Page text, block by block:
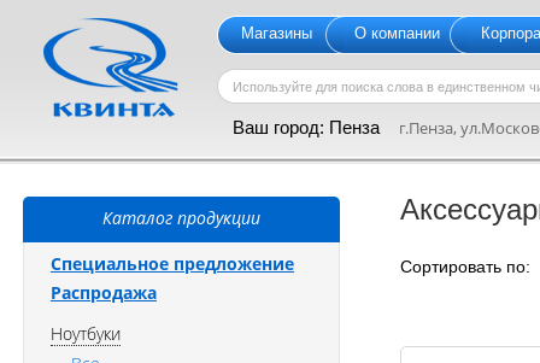
Магазины О компании
Ваш город: Пенза г.Пенза,
Сортировать
Каталог продукции
Специальное предложение
Распродажа
Ноутбуки